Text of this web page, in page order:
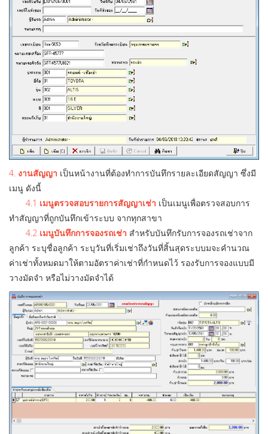
4. งานสัญญา เป็นหน้างานที่ต้องทำการบันทึกรายละเอียดสัญญา ซึ่งมี
เมนู ดังนี้
4.1 เมนูตรวจสอบรายการสัญญาเช่า เป็นเมนูเพื่อตรวจสอบการ
ทำสัญญาที่ถูกบันทึกเข้าระบบ จากทุกสาขา
4.2 เมนูบันทึกการจองรถเช่า สำหรับบันทึกรับการจองรถเช่าจาก
ลูกค้า ระบุชื่อลูกค้า ระบุวันที่เริ่มเช่าถึงวันที่สิ้นสุดระบบมจะคำนวณ
ค่าเช่าทั้งหมดมาให้ตามอัตราค่าเช่าที่กำหนดไว้ รองรับการจองแบบมี
วางมัดจำ หรือไม่วางมัดจำได้